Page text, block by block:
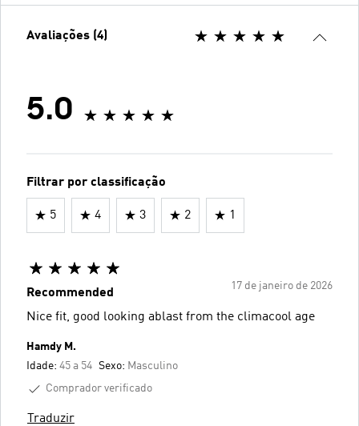
Avaliações (4)
5.0
Filtrar por classificação
5 4 3 2 1
17 de janeiro de 2026
Recommended
Nice fit, good looking ablast from the climacool age
Hamdy M.
Idade: 45 a 54 Sexo: Masculino
Comprador verificado
Traduzir